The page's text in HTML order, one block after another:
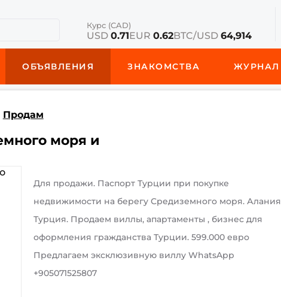
Курс (CAD)
USD 0.71EUR 0.62BTC/USD 64,914
ОБЪЯВЛЕНИЯ ЗНАКОМСТВА ЖУРНАЛ
Продам
моря и
Для продажи. Паспорт Турции при покупке
недвижимости на берегу Средиземного моря. Алания
Турция. Продаем виллы, апартаменты , бизнес для
оформления гражданства Турции. 599.000 евро
Предлагаем эксклюзивную виллу WhatsApp
+905071525807